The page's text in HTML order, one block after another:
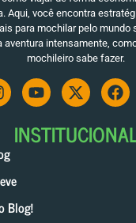
Aqui, você encontra
para mochilar pelo
aventura intensamente,
mochileiro sabe fazer.
Blog!